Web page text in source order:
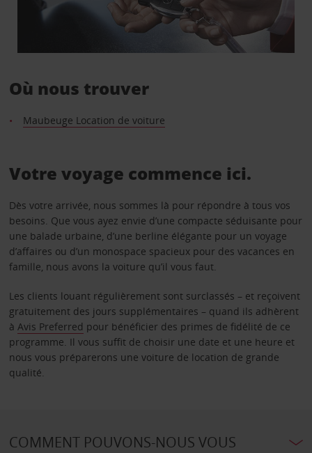
Où nous trouver
Maubeuge Location de voiture
Votre voyage commence ici.
Dès votre arrivée, nous sommes là pour répondre à tous vos
besoins. Que vous ayez envie d’une compacte séduisante pour
une balade urbaine, d’une berline élégante pour un voyage
d’affaires ou d’un monospace spacieux pour des vacances en
famille, nous avons la voiture qu’il vous faut.
Les clients louant régulièrement sont surclassés – et reçoivent
gratuitement des jours supplémentaires – quand ils adhèrent
à Avis Preferred pour bénéficier des primes de fidélité de ce
programme. Il vous suffit de choisir une date et une heure et
nous vous préparerons une voiture de location de grande
qualité.
COMMENT POUVONS-NOUS VOUS